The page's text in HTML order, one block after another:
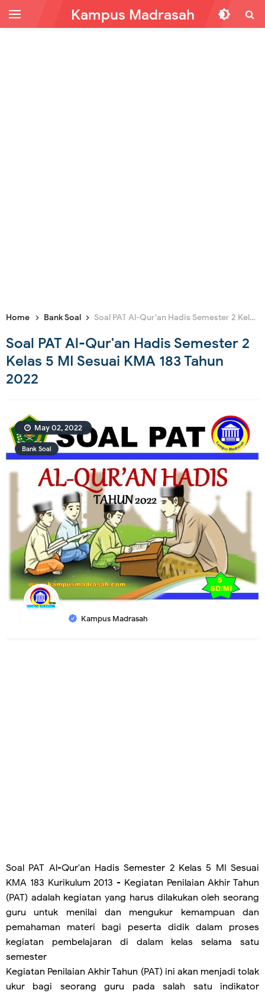
Kampus Madrasah
Home Bank Soal Soal PAT Al-Qur'an Hadis Semester 2 Kelas 5 MI Sesuai KMA 183 Tahun 2022
Soal PAT Al-Qur'an Hadis Semester 2
Kelas 5 MI Sesuai KMA 183 Tahun
2022
Bank Soal
Kampus Madrasah
May 02, 2022
Soal PAT Al-Qur'an Hadis Semester 2 Kelas 5 MI Sesuai
KMA 183 Kurikulum 2013 - Kegiatan Penilaian Akhir Tahun
(PAT) adalah kegiatan yang harus dilakukan oleh seorang
guru untuk menilai dan mengukur kemampuan dan
pemahaman materi bagi peserta didik dalam proses
kegiatan pembelajaran di dalam kelas selama satu
semester
Kegiatan Penilaian Akhir Tahun (PAT) ini akan menjadi tolak
ukur bagi seorang guru pada salah satu indikator